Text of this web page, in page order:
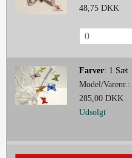
48,75 DKK
Farver: 1 Sæt
Model/Varenr.:
285,00 DKK
Udsolgt